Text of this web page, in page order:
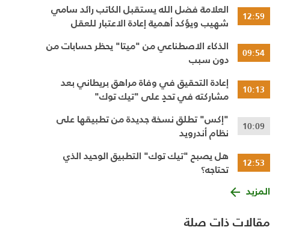
12:59
العلامة فضل الله يستقبل الكاتب رائد سامي
شهيب ويؤكد أهمية إعادة الاعتبار للعقل
09:54
الذكاء الاصطناعي من "ميتا" يحظر حسابات من
دون سبب
10:13
إعادة التحقيق في وفاة مراهق بريطاني بعد
مشاركته في تحدٍ على "تيك توك"
10:09
"إكس" تطلق نسخة جديدة من تطبيقها على
نظام أندرويد
12:53
هل يصبح "تيك توك" التطبيق الوحيد الذي
تحتاجه؟
المزيد
مقالات ذات صلة